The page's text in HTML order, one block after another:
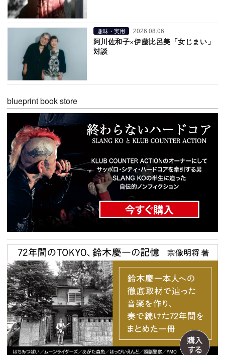
趣味・実用 2026.08.06
阿川佐和子×伊藤比呂美「女じまい」
対談
blueprint book store